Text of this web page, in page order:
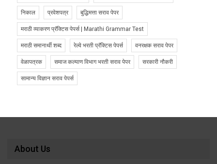
निकाल प्रवेशपत्र बुद्धिमत्ता सराव पेपर
मराठी व्याकरण प्रॅक्टिस पेपर्स | Marathi Grammar Test
मराठी समानार्थी शब्द रेल्वे भरती प्रॅक्टिस पेपर्स वनरक्षक सराव पेपर
वेळापत्रक समाज कल्याण विभाग भरती सराव पेपर सरकारी नौकरी
सामान्य विज्ञान सराव पेपर्स
About Us